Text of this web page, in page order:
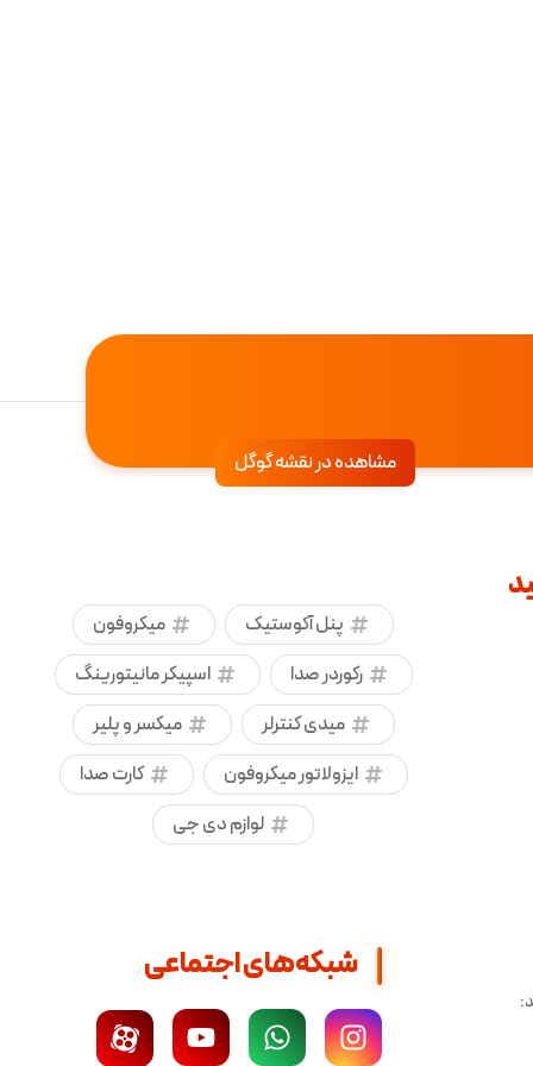
مشاهده در نقشه گوگل
پنل آکوستیک
میکروفون
رکوردر صدا
اسپیکر مانیتورینگ
میدی کنترلر
میکسر و پلیر
ایزولاتور میکروفون
کارت صدا
لوازم دی جی
شبکه‌های اجتماعی